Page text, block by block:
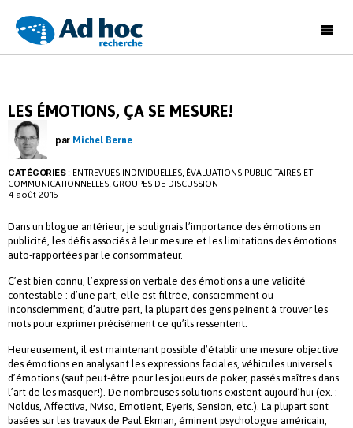
Ad
LES ÉMOTIONS, ÇA SE MESURE!
par Michel Berne
CATÉGORIES: ENTREVUES INDIVIDUELLES, ÉVALUATIONS PUBLICITAIRES ET
COMMUNICATIONNELLES, GROUPES DE DISCUSSION
4 août 2015
Dans un blogue antérieur, je soulignais l’importance des émotions en
publicité, les défis associés à leur mesure et les limitations des émotions
auto-rapportées par le consommateur.
C’est bien connu, l’expression verbale des émotions a une validité
contestable : d’une part, elle est filtrée, consciemment ou
inconsciemment; d’autre part, la plupart des gens peinent à trouver les
mots pour exprimer précisément ce qu’ils ressentent.
Heureusement, il est maintenant possible d’établir une mesure objective
des émotions en analysant les expressions faciales, véhicules universels
d’émotions (sauf peut-être pour les joueurs de poker, passés maîtres dans
l’art de les masquer!). De nombreuses solutions existent aujourd’hui (ex. :
Noldus, Affectiva, Nviso, Emotient, Eyeris, Sension, etc.). La plupart sont
basées sur les travaux de Paul Ekman, éminent psychologue américain,